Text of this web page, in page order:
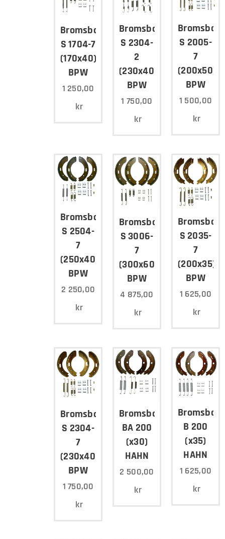
Bromsbacksats
S 1704-7
(170x40)
BPW
1 250,00
kr
Bromsbacksats
S 2304-
2
(230x40)
BPW
1 750,00
kr
S 2005-
7
(200x50)
BPW
1 500,00
kr
Bromsbacksats
S 2504-
7
(250x40)
BPW
2 250,00
kr
Bromsbacksats
S 3006-
7
(300x60)
BPW
4 875,00
kr
S 2035-
7
(200x35)
BPW
1 625,00
kr
Bromsbacksats
S 2304-
7
(230x40)
BPW
1 750,00
kr
Bromsbacksats
BA 200
(x30)
HAHN
2 500,00
kr
B 200
(x35)
HAHN
1 625,00
kr